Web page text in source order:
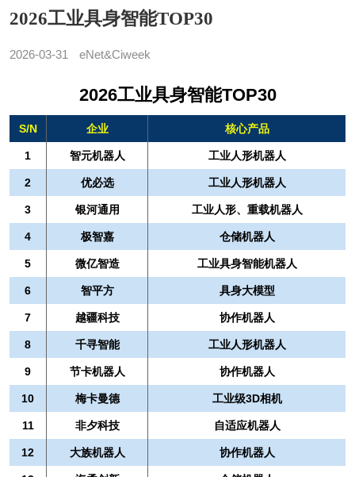
2026工业具身智能TOP30
2026-03-31 eNet&Ciweek
2026工业具身智能TOP30
S/N 企业 核心产品
1 智元机器人 工业人形机器人
2 优必选 工业人形机器人
3 银河通用 工业人形、重载机器人
4 极智嘉 仓储机器人
5 微亿智造 工业具身智能机器人
6 智平方 具身大模型
7 越疆科技 协作机器人
8 千寻智能 工业人形机器人
9 节卡机器人 协作机器人
10 梅卡曼德 工业级3D相机
11 非夕科技 自适应机器人
12 大族机器人 协作机器人